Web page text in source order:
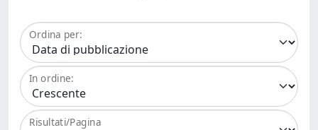
Ordina per:
In ordine:
Risultati/Pagina